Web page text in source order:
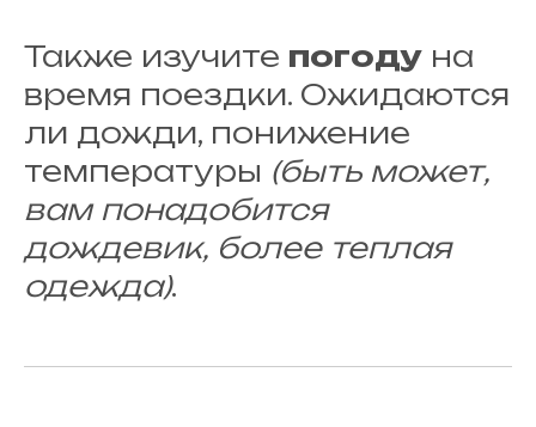
Также изучите погоду на
время поездки. Ожидаются
ли дожди, понижение
температуры (быть может,
вам понадобится
дождевик, более теплая
одежда).